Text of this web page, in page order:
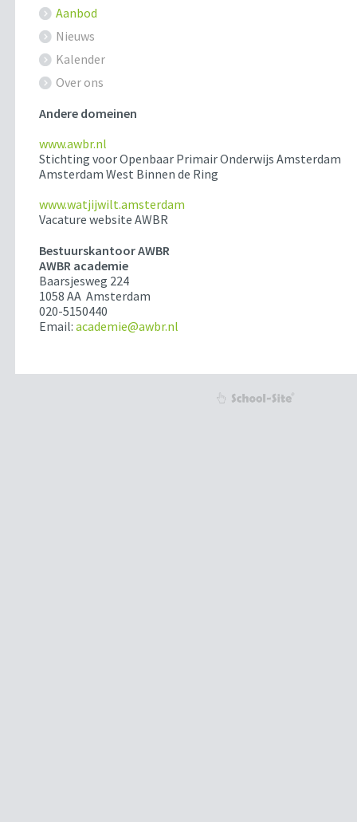
Aanbod
Nieuws
Kalender
Over ons
Andere domeinen
www.awbr.nl
Stichting voor Openbaar Primair Onderwijs Amsterdam
Amsterdam West Binnen de Ring
www.watjijwilt.amsterdam
Vacature website AWBR
Bestuurskantoor AWBR
AWBR academie
Baarsjesweg 224
1058 AA Amsterdam
020-5150440
Email:academie@awbr.nl